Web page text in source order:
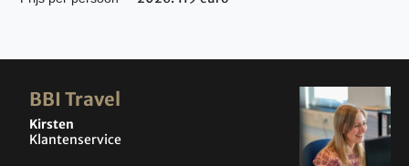
BBI Travel
Kirsten
Klantenservice